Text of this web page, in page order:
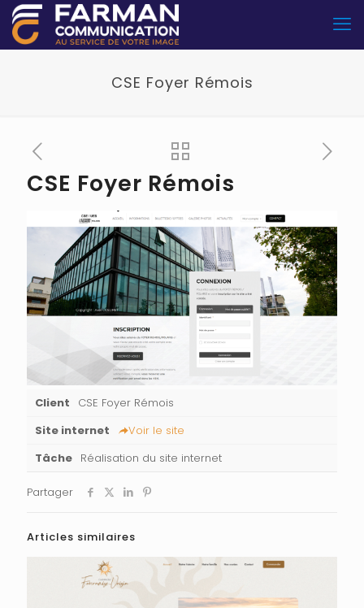
CSE Foyer Rémois
CSE Foyer Rémois
Client
CSE Foyer Rémois
Site internet
Voir le site
Tâche Réalisation du site internet
Partager
Articles similaires